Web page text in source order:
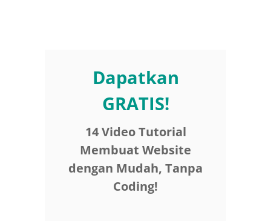
Dapatkan
GRATIS!
14 Video Tutorial
Membuat Website
dengan Mudah, Tanpa
Coding!